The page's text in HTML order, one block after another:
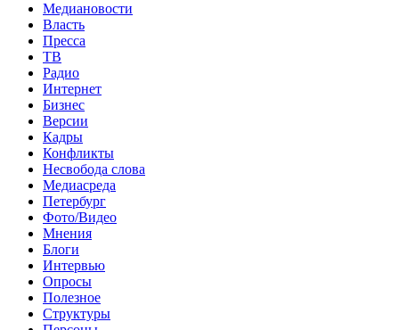
Медиановости
Власть
Пресса
ТВ
Радио
Интернет
Бизнес
Версии
Кадры
Конфликты
Несвобода слова
Медиасреда
Петербург
Фото/Видео
Мнения
Блоги
Интервью
Опросы
Полезное
Структуры